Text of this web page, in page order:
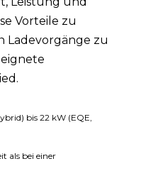
Vorteile zu
Ladevorgänge zu
bis 22 kW (EQE,
als bei einer